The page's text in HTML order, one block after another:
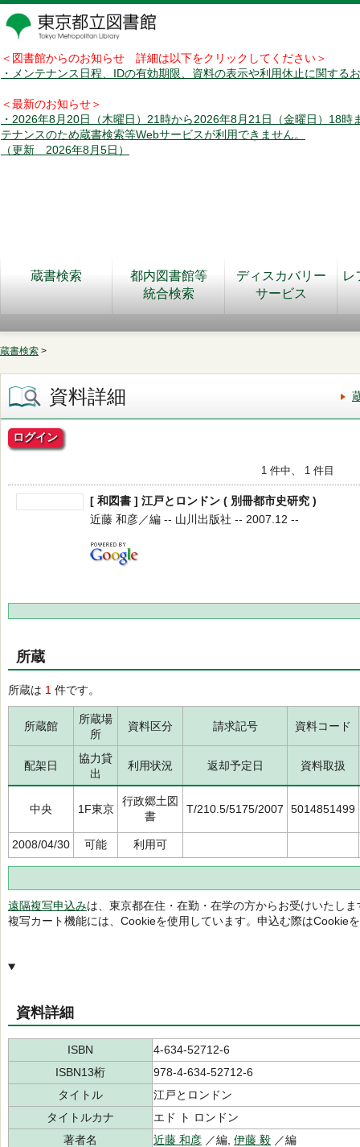
＜図書館からのお知らせ 詳細は以下をクリックしてください＞
・メンテナンス日程、IDの有効期限、資料の表示や利用休止に関する
＜最新のお知らせ＞
・2026年8月20日（木曜日）21時から2026年8月21日（金曜日）18時
テナンスのため蔵書検索等Webサービスが利用できません。
（更新 2026年8月5日）
蔵書検索
都内図書館等
統合検索
ディスカバリー
サービス
レ
蔵書検索 >
資料詳細
ログイン
1 件中、 1 件目
[ 和図書 ] 江戸とロンドン ( 別冊都市史研究 )
近藤 和彦／編 -- 山川出版社 -- 2007.12 --
所蔵
所蔵は 1 件です。
所蔵館
所蔵場
所
資料区分 請求記号 資料コード
配架日
協力貸
出
利用状況 返却予定日 資料取扱
中央 1F東京
行政郷土図
書
T/210.5/5175/2007 5014851499
2008/04/30 可能 利用可
遠隔複写申込みは、東京都在住・在勤・在学の方からお受けいたしま
複写カート機能には、Cookieを使用しています。申込む際はCookie
資料詳細
ISBN
4-634-52712-6
ISBN13桁
978-4-634-52712-6
タイトル
江戸とロンドン
タイトルカナ
エド ト ロンドン
著者名
近藤 和彦 ／編, 伊藤 毅 ／編